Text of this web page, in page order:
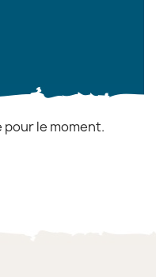
pour le moment.